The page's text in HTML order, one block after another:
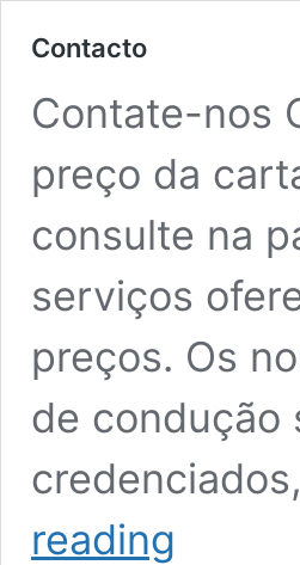
Contacto
Contate-nos
preço da
consulte na
serviços
preços. Os
de condução
reading